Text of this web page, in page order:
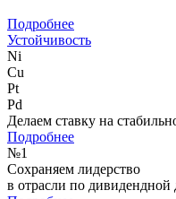
Подробнее
Устойчивость
Ni
Cu
Pt
Pd
Делаем ставку на
Подробнее
№1
Сохраняем лидерство
в отрасли по дивидендной